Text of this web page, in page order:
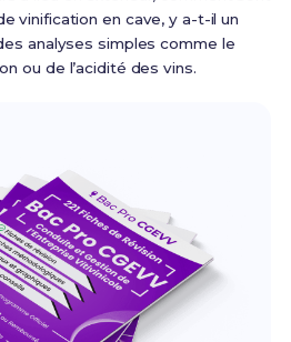
vinification en cave, y a-t-il un
analyses simples comme le
ou de l’acidité des vins.